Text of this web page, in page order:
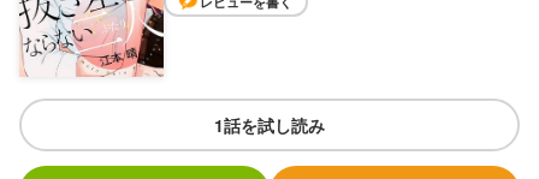
1話を試し読み